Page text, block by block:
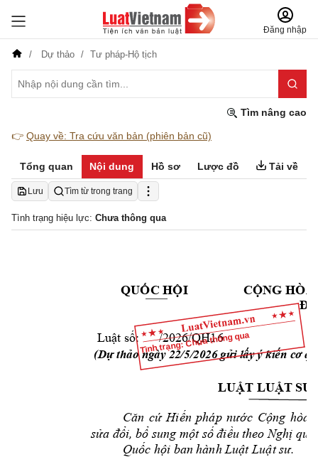
Đăng nhập
Dự thảo Tư pháp-Hộ tịch
Tìm nâng cao
👉 Quay về: Tra cứu văn bản (phiên bản cũ)
Tổng quan Nội dung Hồ sơ Lược đồ Tải về
Lưu Tìm từ trong trang
Tình trạng hiệu lực: Chưa thông qua
Tình trạng: Chưa thông qua
QUỐC HỘI
CỘNG HÒA
Luật số: /2026/QH16
(Dự thảo ngày 22/5/2026 gửi lấy ý kiến cơ
LUẬT LUẬT SƯ
Căn cứ Hiến pháp nước Cộng hòa
sửa đổi, bổ sung một số điều theo Nghị quy
Quốc hội ban hành Luật Luật sư.